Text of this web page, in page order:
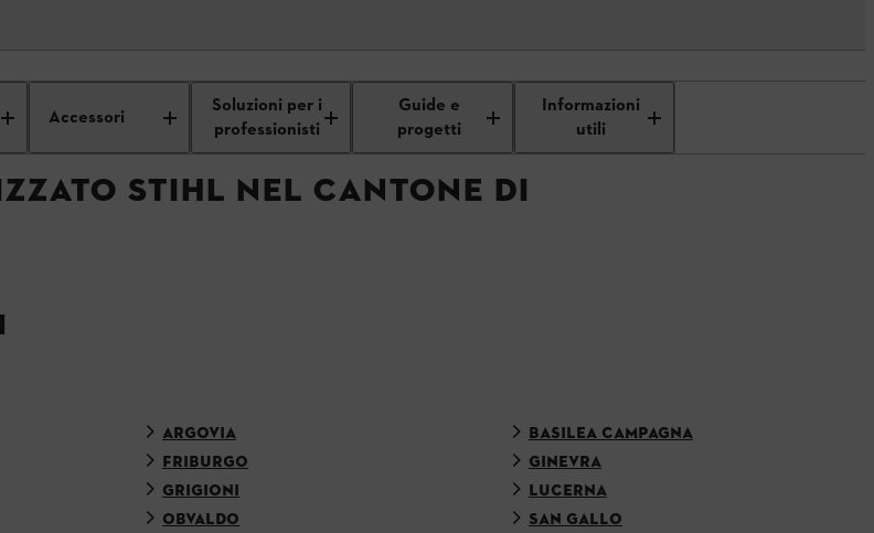
Accessori
Soluzioni per i
professionisti
Guide e
progetti
Informazioni
utili
STIHL NEL CANTONE DI
ARGOVIA
BASILEA CAMPAGNA
FRIBURGO
GINEVRA
GRIGIONI
LUCERNA
OBVALDO
SAN GALLO